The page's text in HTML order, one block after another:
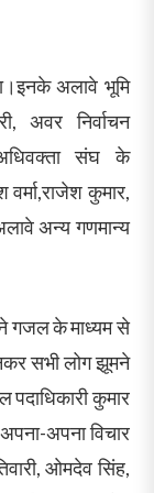
अलावे भूमि
अवर निर्वाचन
संघ के
वर्मा,राजेश कुमार,
अन्य गणमान्य
गजल के माध्यम से
सभी लोग झूमने
कुमार
अपना विचार
ओमदेव सिंह,